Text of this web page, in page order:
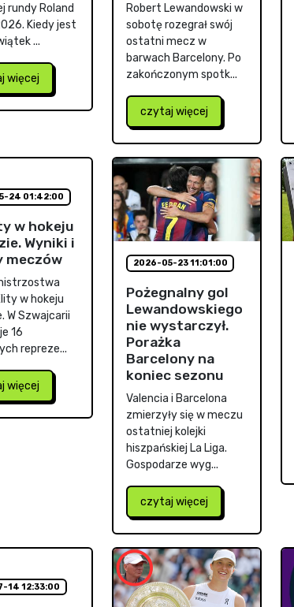
rundy Roland
Kiedy jest
...
więcej
Robert Lewandowski w
sobotę rozegrał swój
ostatni mecz w
barwach Barcelony. Po
zakończonym spotk...
czytaj więcej
24 01:42:00
w hokeju
Wyniki i
meczów
w hokeju
W Szwajcarii
16
repreze...
więcej
2026-05-23 11:01:00
Pożegnalny gol
Lewandowskiego
nie wystarczył.
Porażka
Barcelony na
koniec sezonu
Valencia i Barcelona
zmierzyły się w meczu
ostatniej kolejki
hiszpańskiej La Liga.
Gospodarze wyg...
czytaj więcej
14 12:33:00